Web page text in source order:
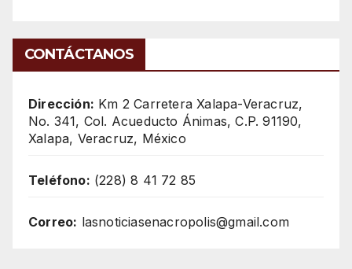
CONTÁCTANOS
Dirección: Km 2 Carretera Xalapa-Veracruz,
No. 341, Col. Acueducto Ánimas, C.P. 91190,
Xalapa, Veracruz, México
Teléfono: (228) 8 41 72 85
Correo: lasnoticiasenacropolis@gmail.com